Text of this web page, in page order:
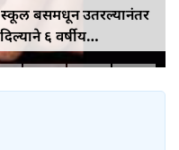
बसमधून उतरल्यानंतर
६ वर्षीय
मृत्यू